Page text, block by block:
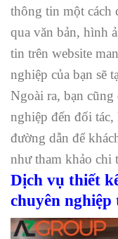
thông tin một cách
qua văn bản, hình
tin trên website
nghiệp của bạn sẽ
Ngoài ra, bạn
nghiệp đến đối tác,
đường dẫn để
như tham khảo chi
Dịch vụ thiết
chuyên